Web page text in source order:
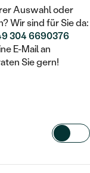
Auswahl oder
Wir sind für Sie da:
304 6690376
E-Mail an
Sie gern!